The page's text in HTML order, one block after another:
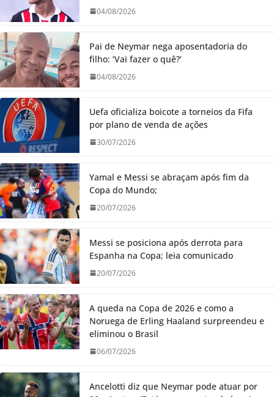
04/08/2026
Pai de Neymar nega aposentadoria do
filho: ‘Vai fazer o quê?’
04/08/2026
Uefa oficializa boicote a torneios da Fifa
por plano de venda de ações
30/07/2026
Yamal e Messi se abraçam após fim da
Copa do Mundo;
20/07/2026
Messi se posiciona após derrota para
Espanha na Copa; leia comunicado
20/07/2026
A queda na Copa de 2026 e como a
Noruega de Erling Haaland surpreendeu e
eliminou o Brasil
06/07/2026
Ancelotti diz que Neymar pode atuar por